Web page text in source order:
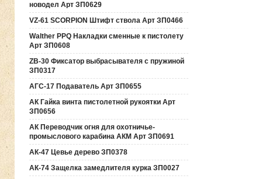
новодел Арт ЗП0629
VZ-61 SCORPION Штифт ствола Арт ЗП0466
Walther PPQ Накладки сменные к пистолету
Арт ЗП0608
ZB-30 Фиксатор выбрасывателя с пружиной
ЗП0317
АГС-17 Подаватель Арт ЗП0655
АК Гайка винта пистолетной рукоятки Арт
ЗП0656
АК Переводчик огня для охотничье-
промыслового карабина АКМ Арт ЗП0691
АК-47 Цевье дерево ЗП0378
АК-74 Защелка замедлителя курка ЗП0027